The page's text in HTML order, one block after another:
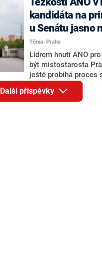
tom, koho by do
koalice. Někteří
jméno premiéra
pravděpodobné, že
bude znovu opakovat
kandidáta na
u Senátu jasno
Téma: Praha
Lídrem hnutí ANO
být místostarosta
ještě probíhá proces
Jana Hušbauera
redakci
Benkovič. O
Další příspěvky